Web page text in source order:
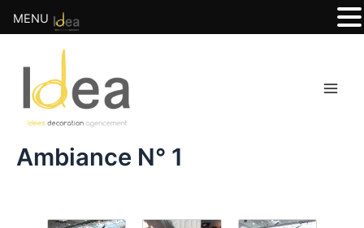
contenu
Ambiance N° 1
MENU